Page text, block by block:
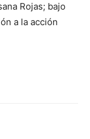
Rojas; bajo
a la acción